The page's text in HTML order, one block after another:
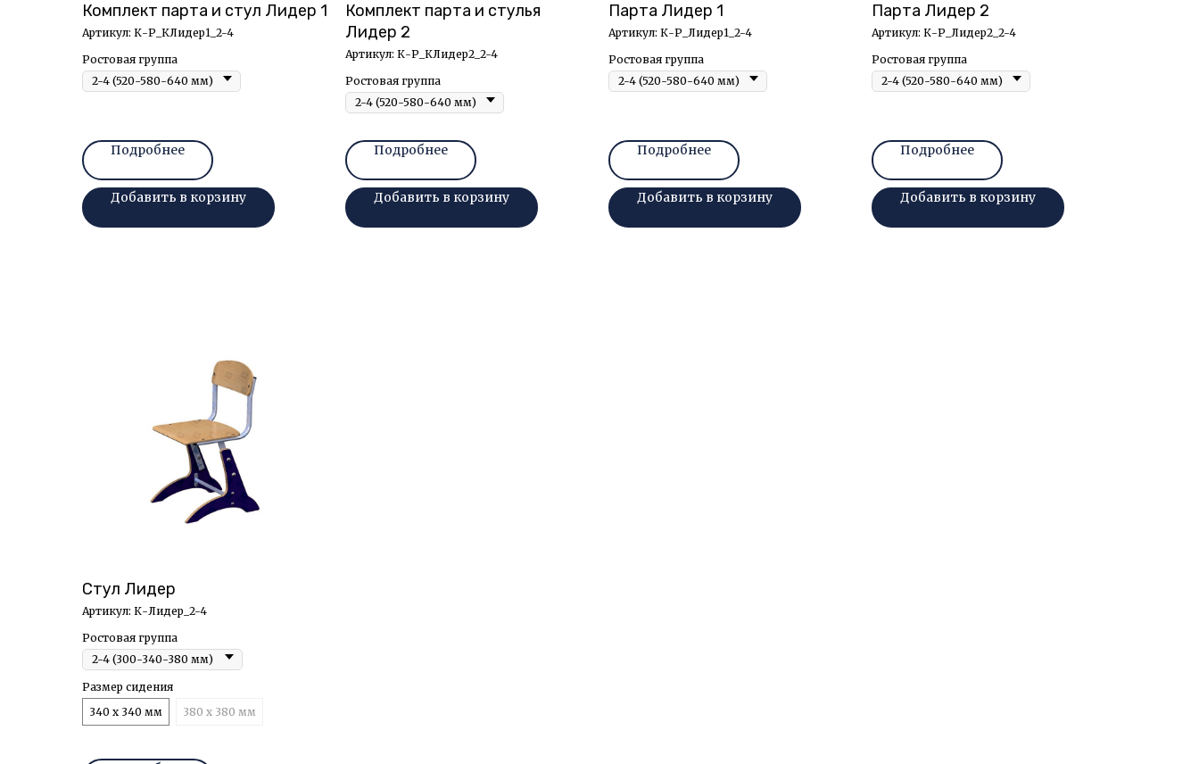
Комплект парта и стул Лидер 1
Артикул: К-Р_КЛидер1_2-4
Ростовая группа
Подробнее
Добавить в корзину
Комплект парта и стулья
Лидер 2
Артикул: К-Р_КЛидер2_2-4
Ростовая группа
Подробнее
Добавить в корзину
Парта Лидер 1
Артикул: К-Р_Лидер1_2-4
Ростовая группа
Подробнее
Добавить в корзину
Парта Лидер 2
Артикул: К-Р_Лидер2_2-4
Ростовая группа
Подробнее
Добавить в корзину
Стул Лидер
Артикул: К-Лидер_2-4
Ростовая группа
Размер сидения
340 х 340 мм
380 х 380 мм